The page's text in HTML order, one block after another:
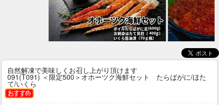
自然解凍で美味しくお召し上がり頂けます
091(T091) ＜限定500＞オホーツク海鮮セット たらばがに/ほた
て/いくら